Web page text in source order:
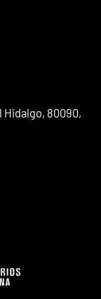
Hidalgo, 80090,